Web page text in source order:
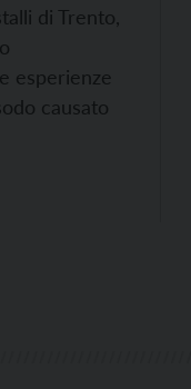
di Trento,
esperienze
causato